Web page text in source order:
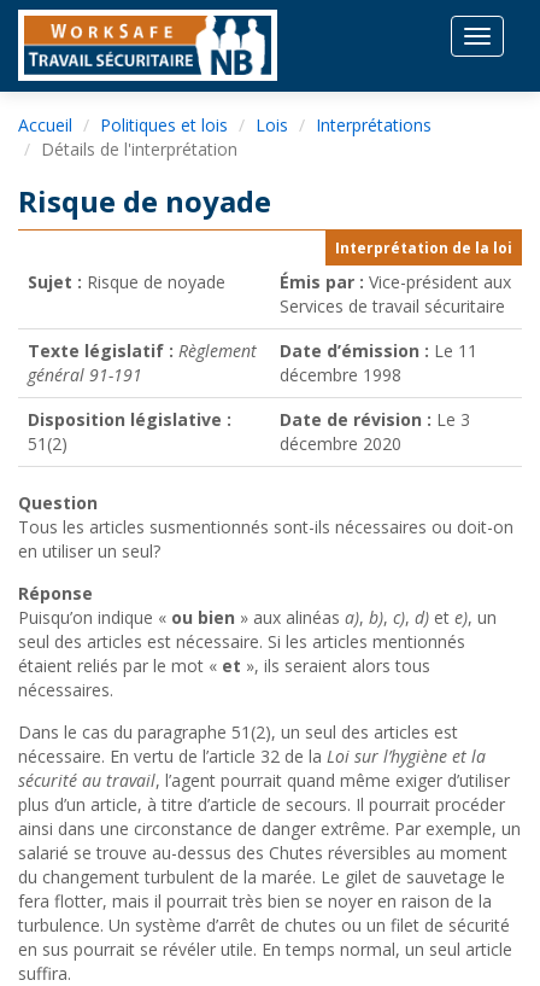
Toggle
Accueil Politiques et lois Lois
Interprétations
Détails de l'interprétation
Risque de noyade
Interprétation de la loi
Sujet : Risque de noyade Émis par : Vice-président aux
Services de travail sécuritaire
Texte législatif : Règlement
général 91-191
Date d’émission : Le 11
décembre 1998
Disposition législative :
51(2)
Date de révision : Le 3
décembre 2020
Question
Tous les articles susmentionnés sont-ils nécessaires ou doit-on
en utiliser un seul?
Réponse
Puisqu’on indique « ou bien » aux alinéas a), b), c), d) et e), un
seul des articles est nécessaire. Si les articles mentionnés
étaient reliés par le mot « et », ils seraient alors tous
nécessaires.
Dans le cas du paragraphe 51(2), un seul des articles est
nécessaire. En vertu de l’article 32 de la Loi sur l’hygiène et la
sécurité au travail, l’agent pourrait quand même exiger d’utiliser
plus d’un article, à titre d’article de secours. Il pourrait procéder
ainsi dans une circonstance de danger extrême. Par exemple, un
salarié se trouve au-dessus des Chutes réversibles au moment
du changement turbulent de la marée. Le gilet de sauvetage le
fera flotter, mais il pourrait très bien se noyer en raison de la
turbulence. Un système d’arrêt de chutes ou un filet de sécurité
en sus pourrait se révéler utile. En temps normal, un seul article
suffira.